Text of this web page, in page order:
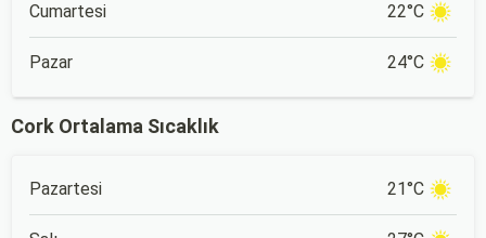
Cumartesi 22°C
Pazar 24°C
Cork Ortalama Sıcaklık
Pazartesi 21°C